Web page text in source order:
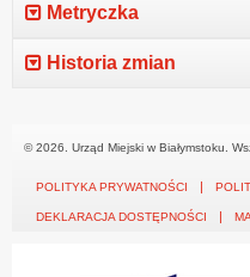
Metryczka
Historia zmian
© 2026. Urząd Miejski w Białymstoku.
POLITYKA PRYWATNOŚCI
DEKLARACJA DOSTĘPNOŚCI